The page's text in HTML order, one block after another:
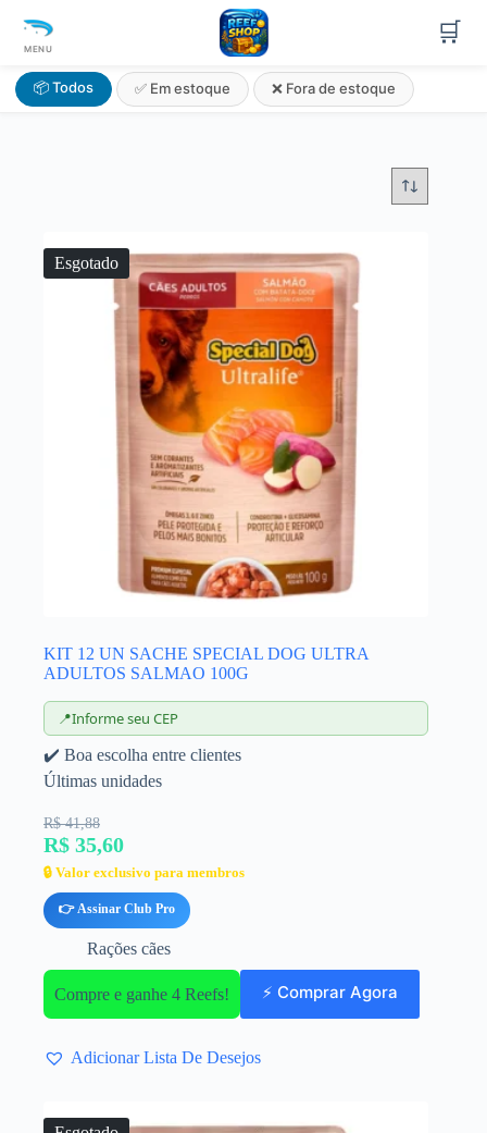
MENU
🛒
📦 Todos ✅ Em estoque ❌ Fora de estoque
Esgotado
KIT 12 UN SACHE SPECIAL DOG ULTRA
ADULTOS SALMAO 100G
📍Informe seu CEP
✔️ Boa escolha entre clientes
Últimas unidades
R$ 41,88
R$ 35,60
🔒 Valor exclusivo para membros
👉 Assinar Club Pro
Rações cães
Compre e ganhe 4 Reefs! ⚡ Comprar Agora
Adicionar Lista De Desejos